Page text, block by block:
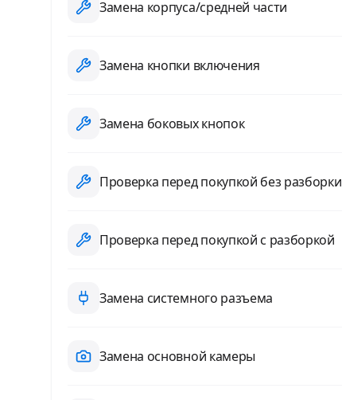
Замена корпуса/средней части
Замена кнопки включения
Замена боковых кнопок
Проверка перед покупкой без разборки
Проверка перед покупкой с разборкой
Замена системного разъема
Замена основной камеры